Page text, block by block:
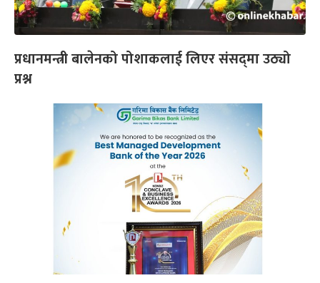
प्रधानमन्त्री बालेनको पोशाकलाई लिएर संसद्‌मा उठ्यो
प्रश्न